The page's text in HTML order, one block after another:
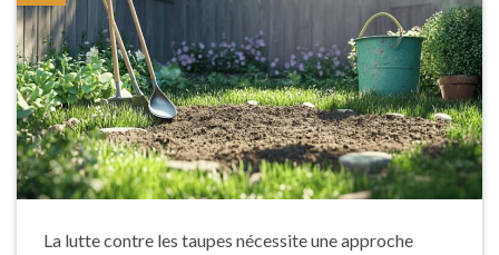
La lutte contre les taupes nécessite une approche